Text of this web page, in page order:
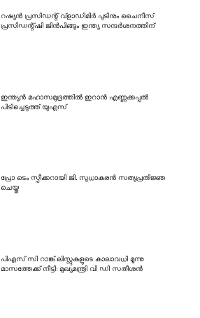
റഷ്യൻ പ്രസിഡന്റ് വ്‌ളാഡിമിർ പുടിനും ചൈനീസ്
പ്രസിഡന്റ്ഷി ജിൻപിങ്ങും ഇന്ത്യ സന്ദർശനത്തിന്
ഇന്ത്യൻ മഹാസമുദ്രത്തിൽ ഇറാൻ എണ്ണക്കപ്പൽ
പിടിച്ചെടുത്ത് യുഎസ്
പ്രോ ടെം സ്പീക്കറായി ജി. സുധാകരൻ സത്യപ്രതിജ്ഞ
ചെയ്തു
പിഎസ് സി റാങ്ക് ലിസ്റ്റുകളുടെ കാലാവധി മൂന്നു
മാസത്തേക്ക് നീട്ടി: മുഖ്യമന്ത്രി വി ഡി സതീശൻ